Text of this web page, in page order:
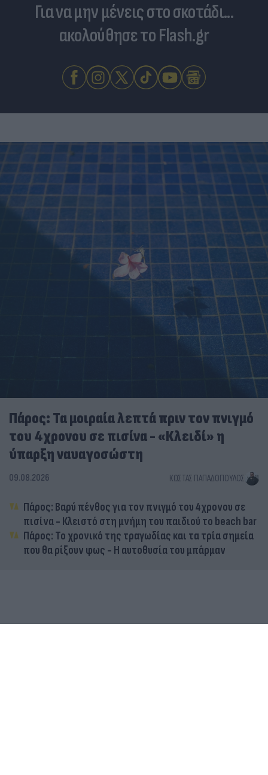
Για να μην μένεις στο σκοτάδι...
ακολούθησε το Flash.gr
Πάρος: Τα μοιραία λεπτά πριν τον πνιγμό
του 4χρονου σε πισίνα - «Κλειδί» η
ύπαρξη ναυαγοσώστη
09.08.2026 ΚΏΣΤΑΣ ΠΑΠΑΔΌΠΟΥΛΟΣ
Πάρος: Βαρύ πένθος για τον πνιγμό του 4χρονου σε
πισίνα - Κλειστό στη μνήμη του παιδιού το beach bar
Πάρος: Το χρονικό της τραγωδίας και τα τρία σημεία
που θα ρίξουν φως - Η αυτοθυσία του μπάρμαν